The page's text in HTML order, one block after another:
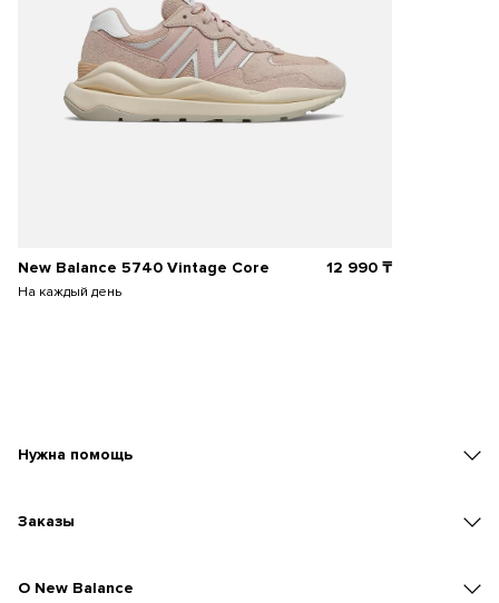
New Balance 5740 Vintage Core
На каждый день
12 990₸
Нужна помощь
Заказы
O New Balance